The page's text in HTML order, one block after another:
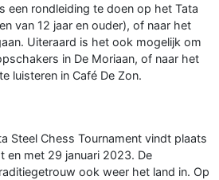
een rondleiding te doen op het Tata
van 12 jaar en ouder), of naar het
Uiteraard is het ook mogelijk om
in De Moriaan, of naar het
luisteren in Café De Zon.
Steel Chess Tournament vindt plaats
en met 29 januari 2023. De
ook weer het land in. Op